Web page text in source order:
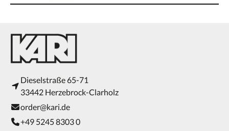
Dieselstraße 65-71
33442 Herzebrock-Clarholz
order@kari.de
+49 5245 8303 0